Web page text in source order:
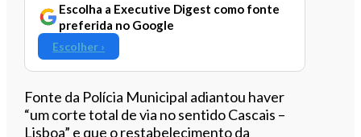
Escolha a Executive Digest como fonte
preferida no Google
Escolher ›
Fonte da Polícia Municipal adiantou haver
“um corte total de via no sentido Cascais –
Lisboa” e que o restabelecimento da